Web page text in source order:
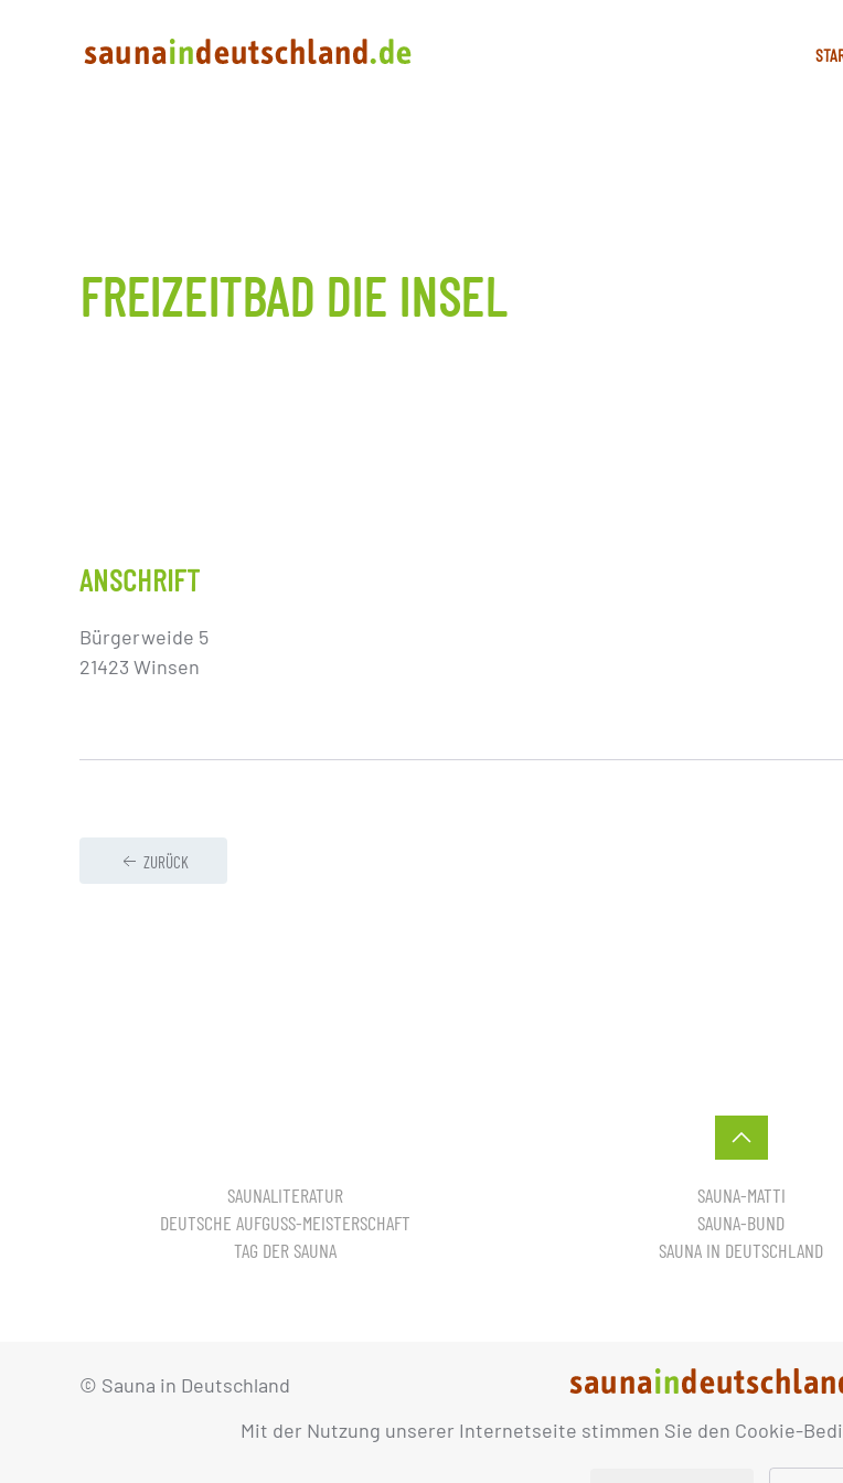
Mit der Nutzung unserer Internetseite stimmen Sie den Cookie-
FREIZEITBAD DIE INSEL
ANSCHRIFT
Bürgerweide 5
21423 Winsen
ZURÜCK
SAUNALITERATUR
DEUTSCHE AUFGUSS-MEISTERSCHAFT
TAG DER SAUNA
SAUNA-MATTI
SAUNA-BUND
SAUNA IN DEUTSCHLAND
© Sauna in Deutschland